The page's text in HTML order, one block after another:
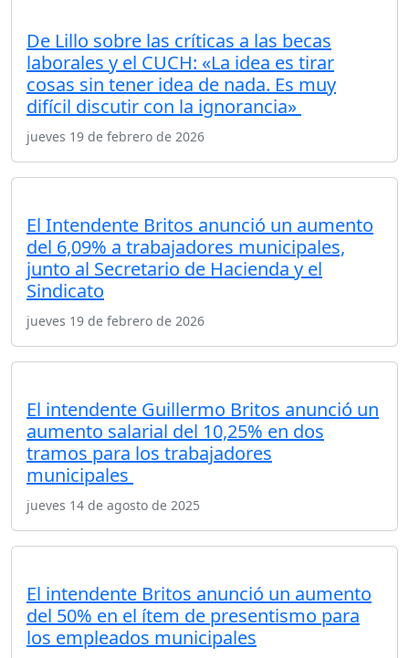
De Lillo sobre las críticas a las becas
laborales y el CUCH: «La idea es tirar
cosas sin tener idea de nada. Es muy
difícil discutir con la ignorancia»
jueves 19 de febrero de 2026
El Intendente Britos anunció un aumento
del 6,09% a trabajadores municipales,
junto al Secretario de Hacienda y el
Sindicato
jueves 19 de febrero de 2026
El intendente Guillermo Britos anunció un
aumento salarial del 10,25% en dos
tramos para los trabajadores
municipales
jueves 14 de agosto de 2025
El intendente Britos anunció un aumento
del 50% en el ítem de presentismo para
los empleados municipales